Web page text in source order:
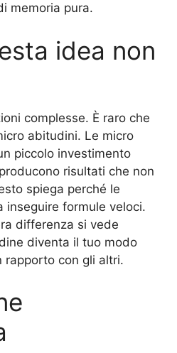
memoria pura.
idea non
complesse. È raro che
abitudini. Le micro
piccolo investimento
risultati che non
spiega perché le
inseguire formule veloci.
differenza si vede
diventa il tuo modo
rapporto con gli altri.